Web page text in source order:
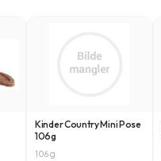
Kinder Country Mini Pose
106g
106g